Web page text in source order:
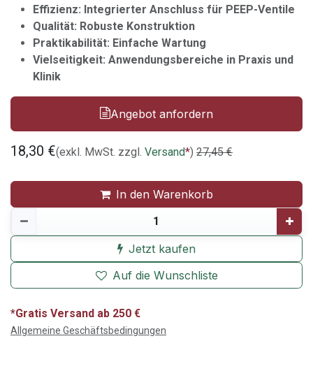
Effizienz: Integrierter Anschluss für PEEP-Ventile
Qualität: Robuste Konstruktion
Praktikabilität: Einfache Wartung
Vielseitigkeit: Anwendungsbereiche in Praxis und
Klinik
Angebot anfordern
18,30 €(exkl. MwSt. zzgl. Versand*) 27,45€
In den Warenkorb
Jetzt kaufen
Auf die Wunschliste
*Gratis Versand ab 250 €
Allgemeine Geschäftsbedingungen